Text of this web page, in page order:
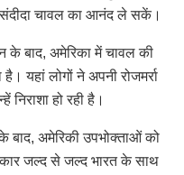
चावल का आनंद ले सकें।
के बाद, अमेरिका में चावल की
यहां लोगों ने अपनी रोजमर्रा
हो रही है।
बाद, अमेरिकी उपभोक्ताओं को
जल्द से जल्द भारत के साथ